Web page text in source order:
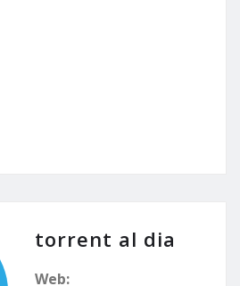
torrent al dia
Web: